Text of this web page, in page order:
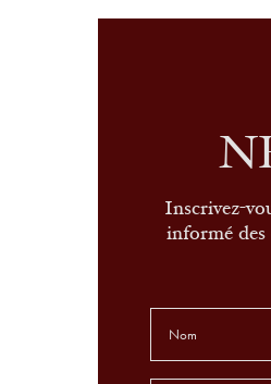
Inscrivez-
informé des